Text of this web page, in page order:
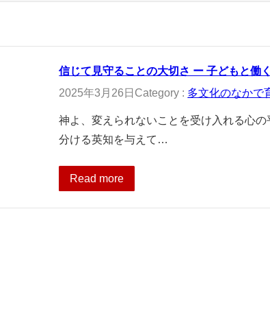
信じて見守ることの大切さ ー 子どもと働
2025年3月26日 Category : 多文化のなかで
神よ、変えられないことを受け入れる心
分ける英知を与えて…
Read more